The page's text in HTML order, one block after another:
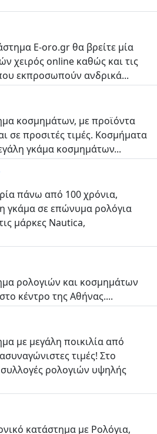
E-oro.gr θα βρείτε μία
χειρός online καθώς και τις
εκπροσωπούν ανδρικά...
κοσμημάτων, με προϊόντα
σε προσιτές τιμές. Κοσμήματα
γκάμα κοσμημάτων...
πάνω από 100 χρόνια,
γκάμα σε επώνυμα ρολόγια
μάρκες Nautica,
ρολογιών και κοσμημάτων
κέντρο της Αθήνας....
με μεγάλη ποικιλία από
τιμές! Στο
ρολογιών υψηλής
κατάστημα με Ρολόγια,